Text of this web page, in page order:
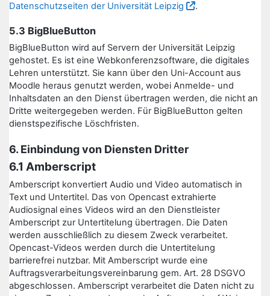
Datenschutzseiten der Universität Leipzig
.
5.3 BigBlueButton
BigBlueButton wird auf Servern der Universität Leipzig
gehostet. Es ist eine Webkonferenzsoftware, die digitales
Lehren unterstützt. Sie kann über den Uni-Account aus
Moodle heraus genutzt werden, wobei Anmelde- und
Inhaltsdaten an den Dienst übertragen werden, die nicht an
Dritte weitergegeben werden. Für BigBlueButton gelten
dienstspezifische Löschfristen.
6. Einbindung von Diensten Dritter
6.1 Amberscript
Amberscript konvertiert Audio und Video automatisch in
Text und Untertitel. Das von Opencast extrahierte
Audiosignal eines Videos wird an den Dienstleister
Amberscript zur Untertitelung übertragen. Die Daten
werden ausschließlich zu diesem Zweck verarbeitet.
Opencast-Videos werden durch die Untertitelung
barrierefrei nutzbar. Mit Amberscript wurde eine
Auftragsverarbeitungsvereinbarung gem. Art. 28 DSGVO
abgeschlossen. Amberscript verarbeitet die Daten nicht zu